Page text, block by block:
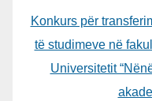
Konkurs për
të studimeve në
Universitetit